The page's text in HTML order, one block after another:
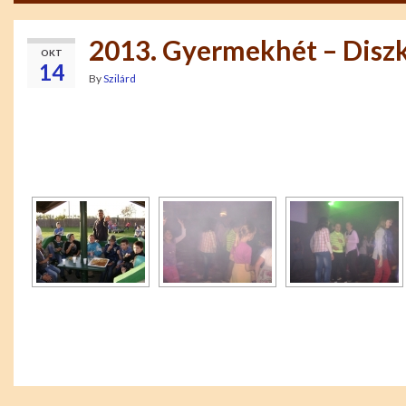
OKT
14
2013. Gyermekhét –
BySzilárd